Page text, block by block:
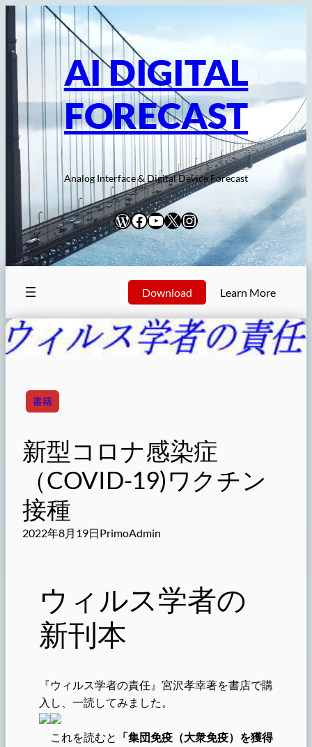
を
AI DIGITAL
FORECAST
Analog Interface & Digital Device Forecast
WordPress
Facebook
YouTube
X Instagram
Download Learn More
書籍
新型コロナ感染症
（COVID-19)ワクチン
接種
2022年8月19日PrimoAdmin
ウィルス学者の
新刊本
『ウィルス学者の責任』宮沢孝幸著を書店で購
入し、一読してみました。
これを読むと
「集団免疫（大衆免疫）を獲得